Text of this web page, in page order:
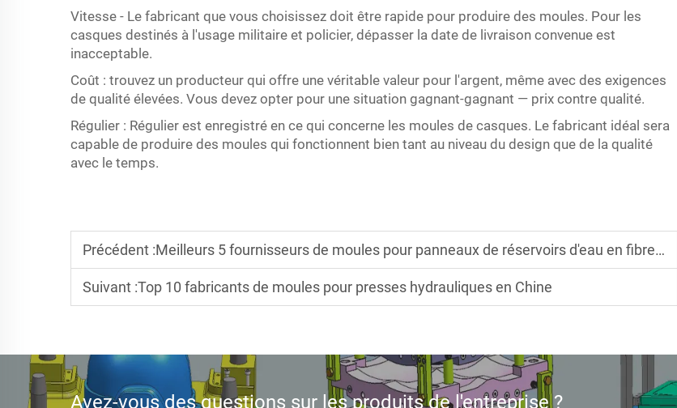
Vitesse - Le fabricant que vous choisissez doit être rapide pour produire des moules. Pour les
casques destinés à l'usage militaire et policier, dépasser la date de livraison convenue est
inacceptable.
Coût : trouvez un producteur qui offre une véritable valeur pour l'argent, même avec des exigences
de qualité élevées. Vous devez opter pour une situation gagnant-gagnant — prix contre qualité.
Régulier : Régulier est enregistré en ce qui concerne les moules de casques. Le fabricant idéal sera
capable de produire des moules qui fonctionnent bien tant au niveau du design que de la qualité
avec le temps.
Précédent :Meilleurs 5 fournisseurs de moules pour panneaux de réservoirs d'eau en fibre de verre
Suivant :Top 10 fabricants de moules pour presses hydrauliques en Chine
Avez-vous des questions sur les produits de l'entreprise ?